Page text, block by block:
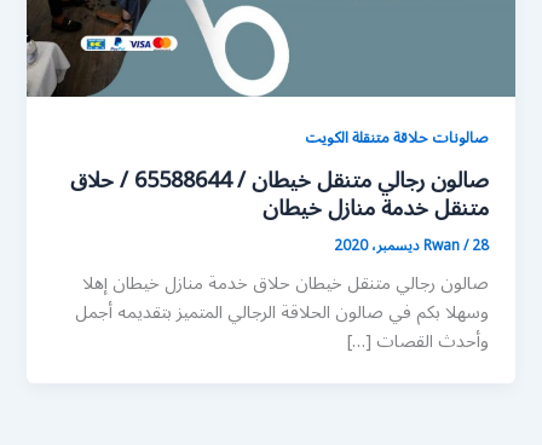
صالونات حلاقة متنقلة الكويت
صالون رجالي متنقل خيطان / 65588644 / حلاق
متنقل خدمة منازل خيطان
Rwan/28 ديسمبر، 2020
صالون رجالي متنقل خيطان حلاق خدمة منازل خيطان إهلا
وسهلا بكم في صالون الحلاقة الرجالي المتميز بتقديمه أجمل
وأحدث القصات […]